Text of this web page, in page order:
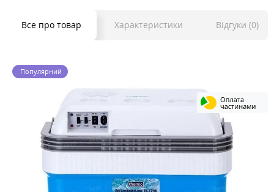
Все про товар Характеристики Відгуки (0)
Популярний